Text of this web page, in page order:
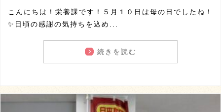
こんにちは！栄養課です！５月１０日は母の日でしたね！
✨日頃の感謝の気持ちを込め...
続きを読む